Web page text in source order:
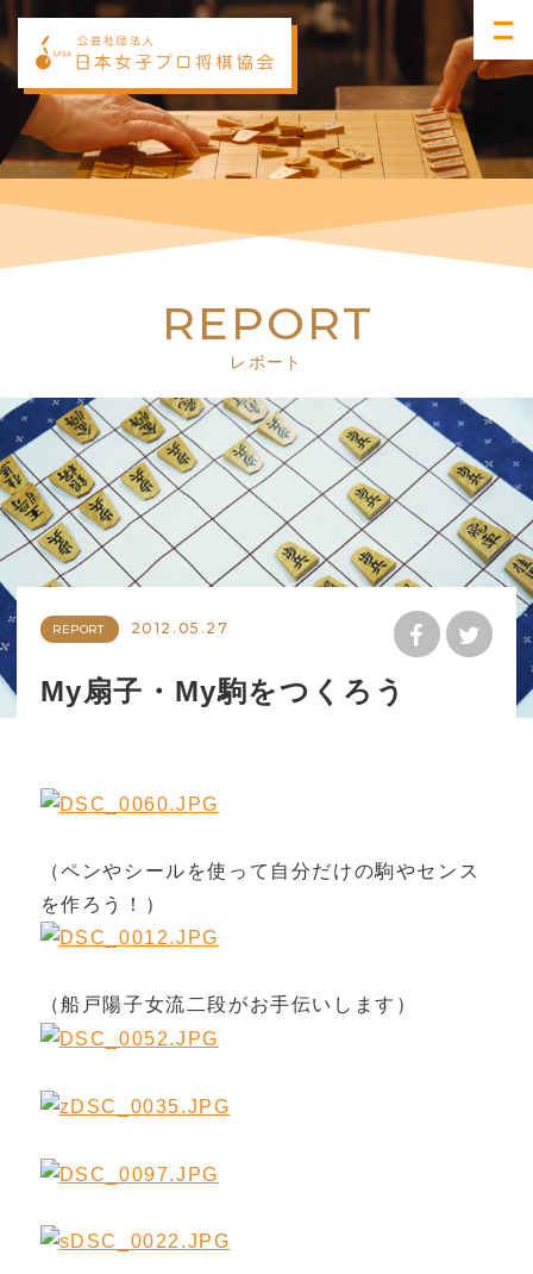
REPORT
レポート
REPORT 2012.05.27
My扇子・My駒をつくろう
（ペンやシールを使って自分だけの駒やセンス
を作ろう！）
（船戸陽子女流二段がお手伝いします）